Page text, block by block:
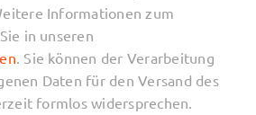
Informationen zum
in unseren
. Sie können der Verarbeitung
Daten für den Versand des
formlos widersprechen.